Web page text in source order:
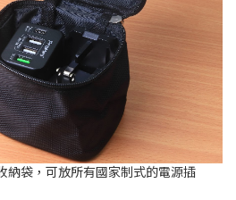
袋，可放所有國家制式的電源插